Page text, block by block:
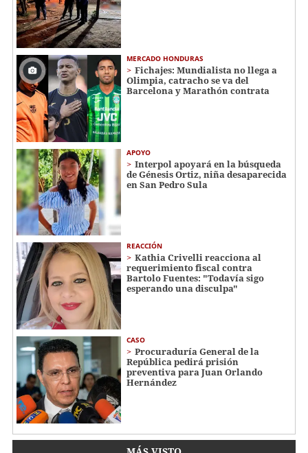
MERCADO HONDURAS
Fichajes: Mundialista no llega a
Olimpia, catracho se va del
Barcelona y Marathón contrata
APOYO
Interpol apoyará en la búsqueda
de Génesis Ortiz, niña desaparecida
en San Pedro Sula
REACCIÓN
Kathia Crivelli reacciona al
requerimiento fiscal contra
Bartolo Fuentes: "Todavía sigo
esperando una disculpa"
CASO
Procuraduría General de la
República pedirá prisión
preventiva para Juan Orlando
Hernández